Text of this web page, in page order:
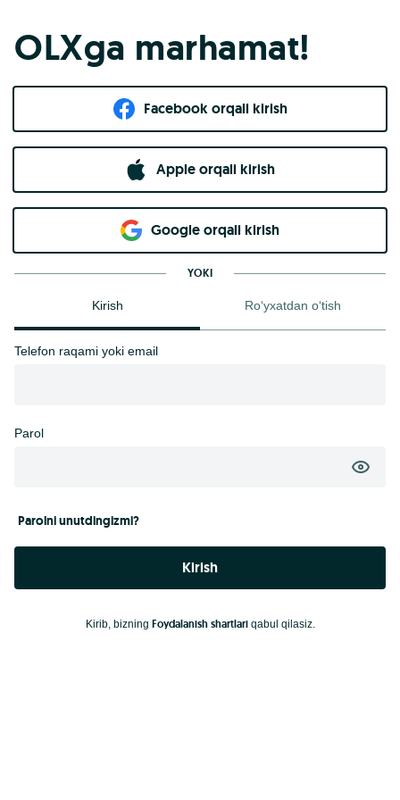
OLXga marhamat!
Facebook orqali kirish​
Apple orqali kirish
Goo​g​le orqali kirish
YOKI
Kirish Ro‘yxatdan o‘tish
Telefon raqami yoki email
Parol
Parolni unutdingizmi?
Kirish
Kirib, bizning Foydalanish shartlariqabul qilasiz.